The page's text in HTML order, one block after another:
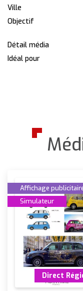
Ville
Objectif
Détail média
Idéal pour
Direct
Affichage
Simulateur